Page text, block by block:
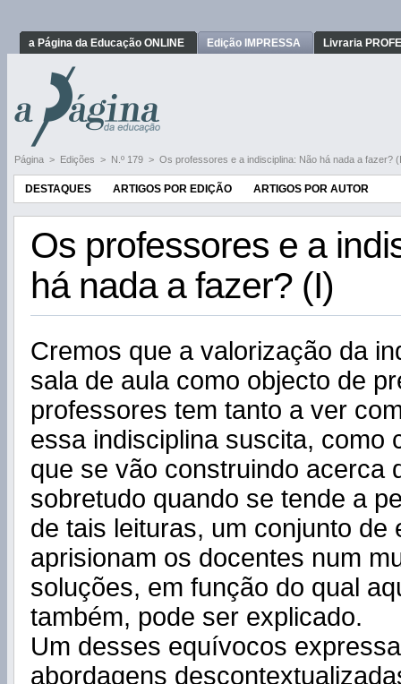
a Página da Educação ONLINE Edição IMPRESSA Livraria
Página > Edições > N.º 179 > Os professores e a indisciplina: Não há nada a fazer?
DESTAQUES ARTIGOS POR EDIÇÃO ARTIGOS POR AUTOR
Os professores e a
há nada a fazer? (I)
Cremos que a valorização da
sala de aula como objecto de
professores tem tanto a ver
essa indisciplina suscita, como
que se vão construindo acerca
sobretudo quando se tende a
de tais leituras, um conjunto de
aprisionam os docentes num
soluções, em função do qual
também, pode ser explicado.
Um desses equívocos
abordagens